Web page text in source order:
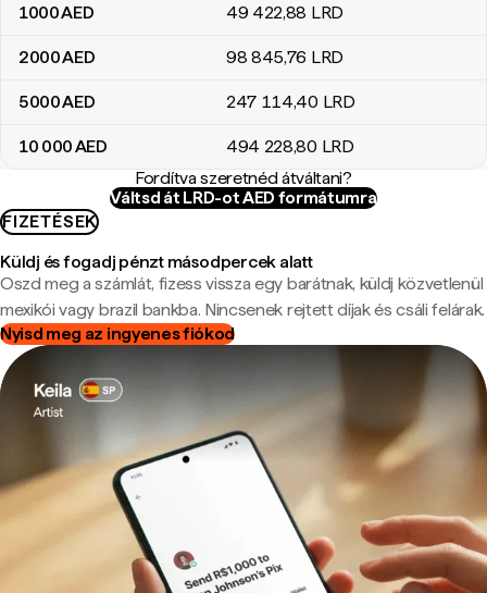
1000AED 49 422,88 LRD
2000AED 98 845,76 LRD
5000AED 247 114,40 LRD
10 000AED 494 228,80 LRD
Fordítva szeretnéd átváltani?
Váltsd át LRD-ot AED formátumra
FIZETÉSEK
Küldj és fogadj pénzt másodpercek alatt
Oszd meg a számlát, fizess vissza egy barátnak, küldj közvetlenül
mexikói vagy brazil bankba. Nincsenek rejtett díjak és csáli felárak.
Nyisd meg az ingyenes fiókod